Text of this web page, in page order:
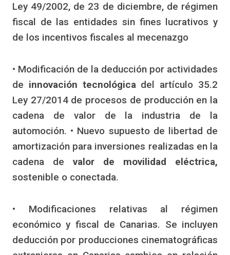
Ley 49/2002, de 23 de diciembre, de régimen
fiscal de las entidades sin fines lucrativos y
de los incentivos fiscales al mecenazgo
• Modificación de la deducción por actividades
de innovación tecnológicadel artículo 35.2
Ley 27/2014 de procesos de producción en la
cadena de valor de la industria de la
automoción. • Nuevo supuesto de libertad de
amortización para inversiones realizadas en la
cadena de valor de movilidad eléctrica,
sostenible o conectada.
• Modificaciones relativas al régimen
económico y fiscal de Canarias. Se incluyen
deducción por producciones cinematográficas